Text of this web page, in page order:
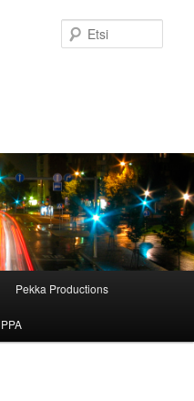
Pekka Productions